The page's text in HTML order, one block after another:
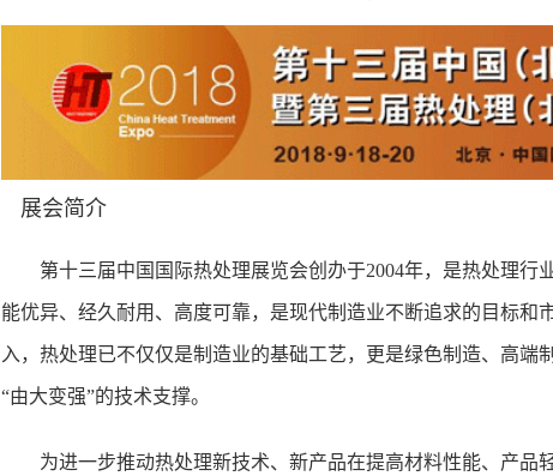
展会简介
第十三届中国国际热处理展览会创办于2004年，是热处理
能优异、经久耐用、高度可靠，是现代制造业不断追求的目标和
入，热处理已不仅仅是制造业的基础工艺，更是绿色制造、高端
“由大变强”的技术支撑。
为进一步推动热处理新技术、新产品在提高材料性能、产品